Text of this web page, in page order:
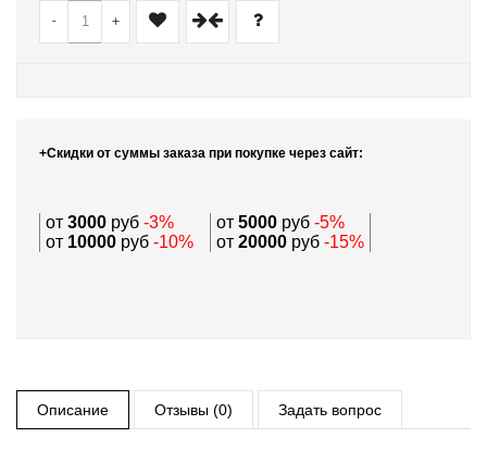
- +
+Скидки от суммы заказа при покупке через сайт:
от 3000 руб -3% от 5000 руб -5%
от 10000 руб -10% от 20000 руб -15%
Описание Отзывы (0) Задать вопрос